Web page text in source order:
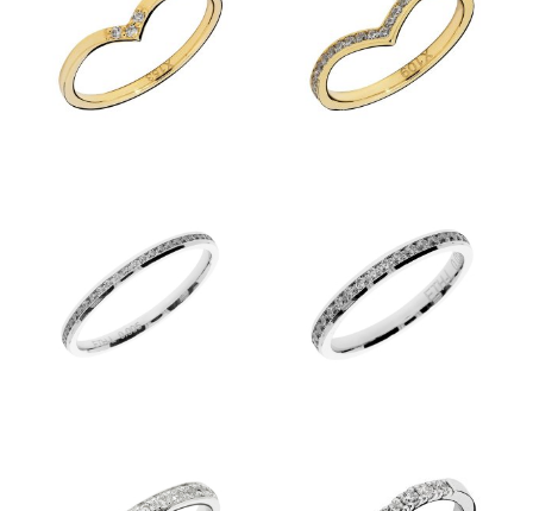
Kolekcije
KOLEKCIJA CLASSIC
KOLEKCIJA LINEA
KOLEKCIJA ESENCA
Predstavitev
POROČNI PRSTANI ETH 005